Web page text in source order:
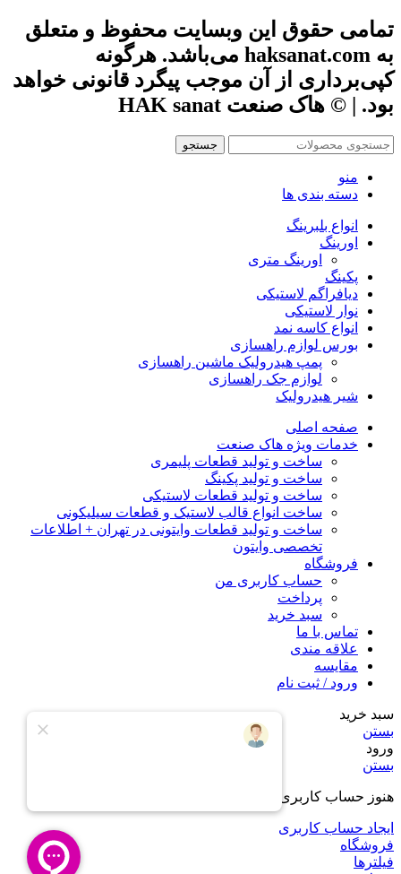
تمامی حقوق این وبسایت محفوظ و متعلق
به haksanat.com می‌باشد. هرگونه
کپی‌برداری از آن موجب پیگرد قانونی خواهد
بود. | © هاک صنعت HAK sanat
جستجو
منو
دسته بندی ها
انواع بلبرینگ
اورینگ
اورینگ متری
پکینگ
دیافراگم لاستیکی
نوار لاستیکی
انواع کاسه نمد
بورس لوازم راهسازی
پمپ هیدرولیک ماشین راهسازی
لوازم جک راهسازی
شیر هیدرولیک
صفحه اصلی
خدمات ویژه هاک صنعت
ساخت و تولید قطعات پلیمری
ساخت و تولید پکینگ
ساخت و تولید قطعات لاستیکی
ساخت انواع قالب لاستیک و قطعات سیلیکونی
ساخت و تولید قطعات وایتونی در تهران + اطلاعات
تخصصی وایتون
فروشگاه
حساب کاربری من
پرداخت
سبد خرید
تماس با ما
علاقه مندی
مقایسه
ورود / ثبت نام
سبد خرید
بستن
ورود
بستن
هنوز حساب کاربری ندارید؟
ایجاد حساب کاربری
فروشگاه
فیلترها